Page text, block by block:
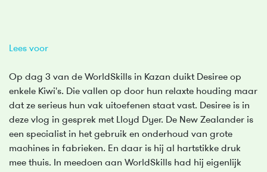
Lees voor
Op dag 3 van de WorldSkills in Kazan duikt Desiree op
enkele Kiwi's. Die vallen op door hun relaxte houding maar
dat ze serieus hun vak uitoefenen staat vast. Desiree is in
deze vlog in gesprek met Lloyd Dyer. De New Zealander is
een specialist in het gebruik en onderhoud van grote
machines in fabrieken. En daar is hij al hartstikke druk
mee thuis. In meedoen aan WorldSkills had hij eigenlijk